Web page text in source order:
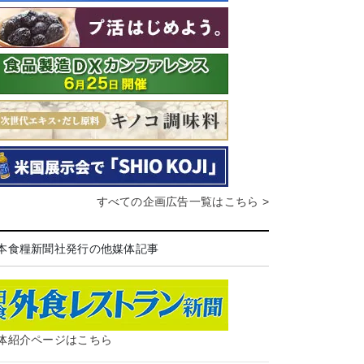
すべての企画広告一覧はこちら >
食糧新聞社発行の他媒体記事
紹介ページはこちら